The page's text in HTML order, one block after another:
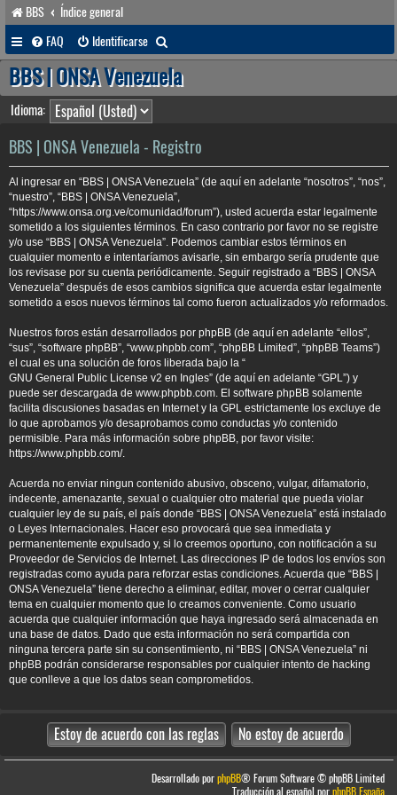
BBS
Índice general
FAQ
Identificarse
u
s
a
r
BBS | ONSA Venezuela
Idioma:
BBS | ONSA Venezuela - Registro
Al ingresar en “BBS | ONSA Venezuela” (de aquí en adelante “nosotros”, “nos”,
“nuestro”, “BBS | ONSA Venezuela”,
“https://www.onsa.org.ve/comunidad/forum”), usted acuerda estar legalmente
sometido a los siguientes términos. En caso contrario por favor no se registre
y/o use “BBS | ONSA Venezuela”. Podemos cambiar estos términos en
cualquier momento e intentaríamos avisarle, sin embargo sería prudente que
los revisase por su cuenta periódicamente. Seguir registrado a “BBS | ONSA
Venezuela” después de esos cambios significa que acuerda estar legalmente
sometido a esos nuevos términos tal como fueron actualizados y/o reformados.
Nuestros foros están desarrollados por phpBB (de aquí en adelante “ellos”,
“sus”, “software phpBB”, “www.phpbb.com”, “phpBB Limited”, “phpBB Teams”)
el cual es una solución de foros liberada bajo la “
GNU General Public License v2 en Ingles” (de aquí en adelante “GPL”) y
puede ser descargada de www.phpbb.com. El software phpBB solamente
facilita discusiones basadas en Internet y la GPL estrictamente los excluye de
lo que aprobamos y/o desaprobamos como conductas y/o contenido
permisible. Para más información sobre phpBB, por favor visite:
https://www.phpbb.com/.
Acuerda no enviar ningun contenido abusivo, obsceno, vulgar, difamatorio,
indecente, amenazante, sexual o cualquier otro material que pueda violar
cualquier ley de su país, el país donde “BBS | ONSA Venezuela” está instalado
o Leyes Internacionales. Hacer eso provocará que sea inmediata y
permanentemente expulsado y, si lo creemos oportuno, con notificación a su
Proveedor de Servicios de Internet. Las direcciones IP de todos los envíos son
registradas como ayuda para reforzar estas condiciones. Acuerda que “BBS |
ONSA Venezuela” tiene derecho a eliminar, editar, mover o cerrar cualquier
tema en cualquier momento que lo creamos conveniente. Como usuario
acuerda que cualquier información que haya ingresado será almacenada en
una base de datos. Dado que esta información no será compartida con
ninguna tercera parte sin su consentimiento, ni “BBS | ONSA Venezuela” ni
phpBB podrán considerarse responsables por cualquier intento de hacking
que conlleve a que los datos sean comprometidos.
Desarrollado porphpBB® Forum Software © phpBB Limited
Traducción al español porphpBB España